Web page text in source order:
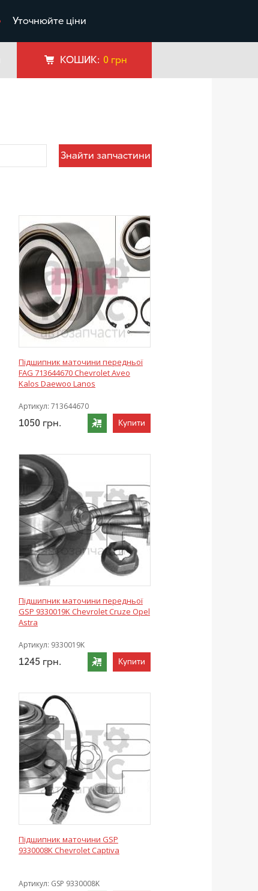
Уточнюйте ціни
КОШИК: 0грн
Знайти запчастини
Підшипник маточини передньої
FAG 713644670 Chevrolet Aveo
Kalos Daewoo Lanos
Артикул: 713644670
1050 грн. Купити
Підшипник маточини передньої
GSP 9330019K Chevrolet Cruze Opel
Astra
Артикул: 9330019K
1245 грн. Купити
Підшипник маточини GSP
9330008K Chevrolet Captiva
Артикул: GSP 9330008K